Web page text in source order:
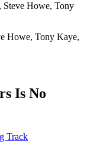
Steve Howe, Tony
Howe, Tony Kaye,
Is No
Track